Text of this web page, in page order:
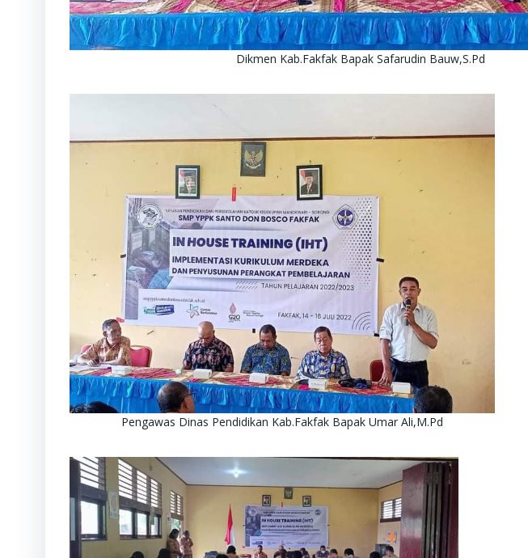
Dikmen Kab.Fakfak Bapak Safarudin Bauw,S.Pd
Pengawas Dinas Pendidikan Kab.Fakfak Bapak Umar Ali,M.Pd